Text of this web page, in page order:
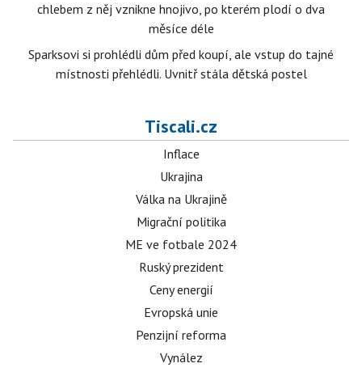
chlebem z něj vznikne hnojivo, po kterém plodí o dva
měsíce déle
Sparksovi si prohlédli dům před koupí, ale vstup do tajné
místnosti přehlédli. Uvnitř stála dětská postel
Tiscali.cz
Inflace
Ukrajina
Válka na Ukrajině
Migrační politika
ME ve fotbale 2024
Ruský prezident
Ceny energií
Evropská unie
Penzijní reforma
Vynález